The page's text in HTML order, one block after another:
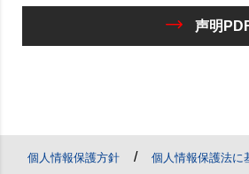
声明
個人情報保護方針/ 個人情報保護法に